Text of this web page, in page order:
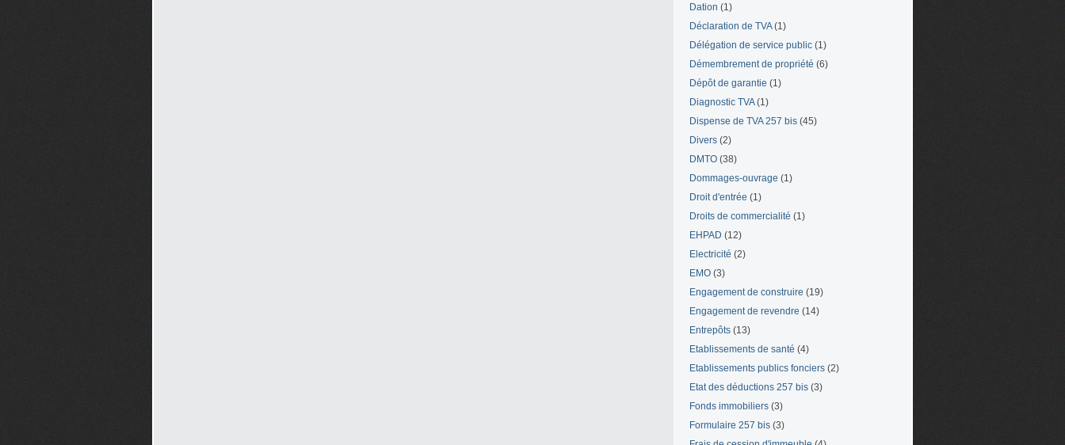
Dation (1)
Déclaration de TVA(1)
Délégation de service public (1)
Démembrement de propriété (6)
Dépôt de garantie (1)
Diagnostic TVA(1)
Dispense de TVA 257 bis (45)
Divers (2)
DMTO (38)
Dommages-ouvrage (1)
Droit d'entrée (1)
Droits de commercialité (1)
EHPAD (12)
Electricité (2)
EMO (3)
Engagement de construire (19)
Engagement de revendre (14)
Entrepôts (13)
Etablissements de santé (4)
Etablissements publics fonciers (2)
Etat des déductions 257 bis (3)
Fonds immobiliers (3)
Formulaire 257 bis (3)